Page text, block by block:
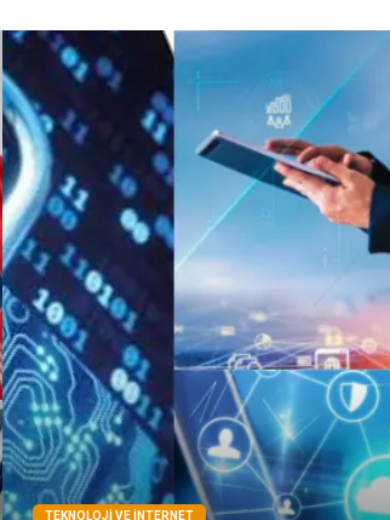
TEKNOLOJI VE İNTERNET